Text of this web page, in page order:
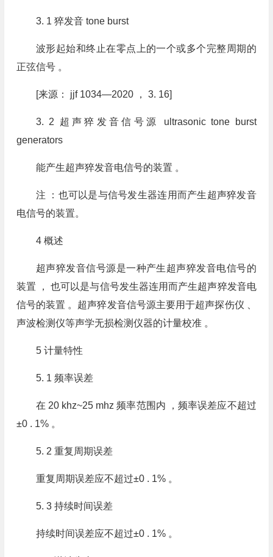
3. 1 猝发音 tone burst
波形起始和终止在零点上的一个或多个完整周期的
正弦信号 。
[来源： jjf 1034—2020 ， 3. 16]
3. 2 超声猝发音信号源 ultrasonic tone burst
generators
能产生超声猝发音电信号的装置 。
注 ：也可以是与信号发生器连用而产生超声猝发音
电信号的装置。
4 概述
超声猝发音信号源是一种产生超声猝发音电信号的
装置 ， 也可以是与信号发生器连用而产生超声猝发音电
信号的装置 。超声猝发音信号源主要用于超声探伤仪 、
声波检测仪等声学无损检测仪器的计量校准 。
5 计量特性
5. 1 频率误差
在 20 khz~25 mhz 频率范围内 ，频率误差应不超过
±0 . 1% 。
5. 2 重复周期误差
重复周期误差应不超过±0 . 1% 。
5. 3 持续时间误差
持续时间误差应不超过±0 . 1% 。